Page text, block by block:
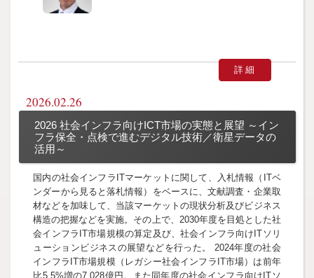
詳細
2026.02.26
2026 社会インフラ向けICT市場の実態と展望 ～イン
フラ保全・点検で進むデジタル技術／衛星データの
活用～
国内の社会インフラITマーケットに関して、入札情報（ITベ
ンダーから見ると落札情報）をベースに、文献調査・企業取
材などを加味して、当該マーケットの現状分析及びビジネス
構造の把握などを実施。その上で、2030年度を目処とした社
会インフラIT市場規模の算定及び、社会インフラ向けITソリ
ューションビジネスの展望などを行った。 2024年度の社会
インフラIT市場規模（レガシー社会インフラIT市場）は前年
比5.5%増の7,028億円。また同年度の社会インフラ向けITソ